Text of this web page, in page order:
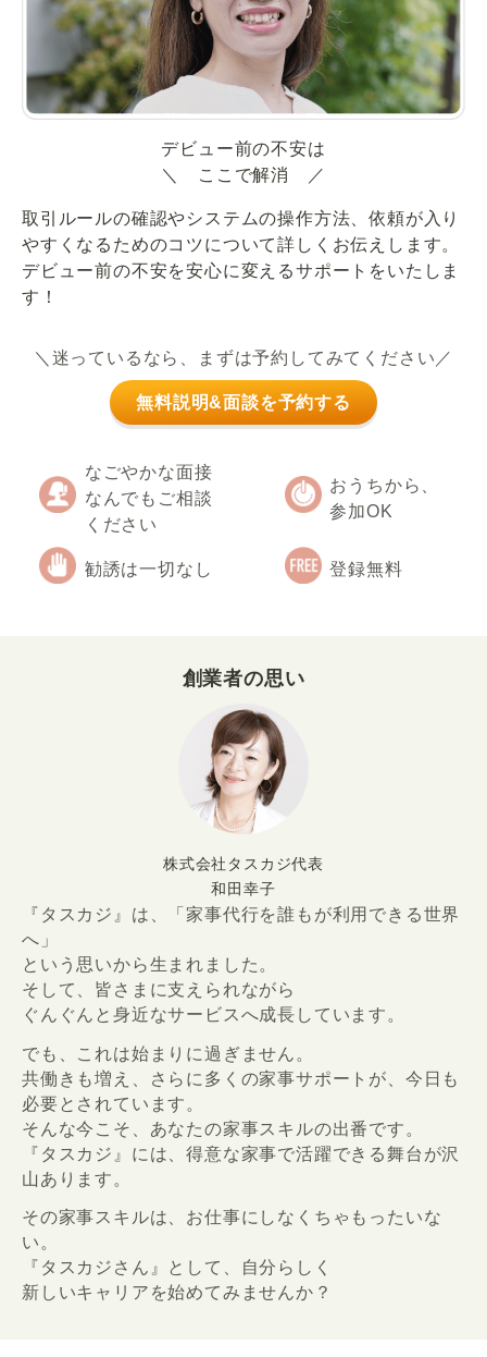
デビュー前の不安は
＼ ここで解消 ／
取引ルールの確認やシステムの操作方法、依頼が入り
やすくなるためのコツについて詳しくお伝えします。
デビュー前の不安を安心に変えるサポートをいたしま
す！
＼迷っているなら、まずは予約してみてください／
無料説明&面談を予約する
なごやかな面接
なんでもご相談
ください
おうちから、
参加OK
勧誘は一切なし 登録無料
創業者の思い
株式会社タスカジ代表
和田幸子
『タスカジ』は、「家事代行を誰もが利用できる世界
へ」
という思いから生まれました。
そして、皆さまに支えられながら
ぐんぐんと身近なサービスへ成長しています。
でも、これは始まりに過ぎません。
共働きも増え、さらに多くの家事サポートが、今日も
必要とされています。
そんな今こそ、あなたの家事スキルの出番です。
『タスカジ』には、得意な家事で活躍できる舞台が沢
山あります。
その家事スキルは、お仕事にしなくちゃもったいな
い。
『タスカジさん』として、自分らしく
新しいキャリアを始めてみませんか？